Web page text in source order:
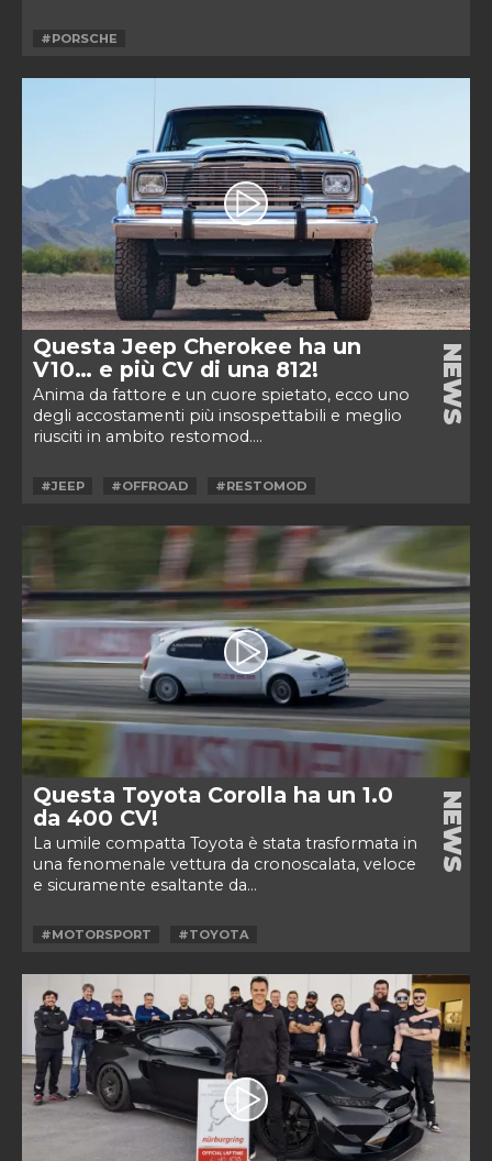
#PORSCHE
Questa Jeep Cherokee ha un
V10… e più CV di una 812!
Anima da fattore e un cuore spietato, ecco uno
degli accostamenti più insospettabili e meglio
riusciti in ambito restomod....
NEWS
#JEEP #OFFROAD #RESTOMOD
Questa Toyota Corolla ha un 1.0
da 400 CV!
La umile compatta Toyota è stata trasformata in
una fenomenale vettura da cronoscalata, veloce
e sicuramente esaltante da...
NEWS
#MOTORSPORT #TOYOTA